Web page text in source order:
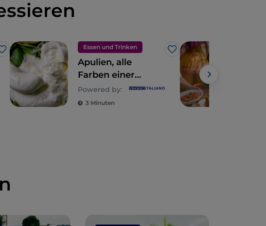
Like
Essen und Trinken
Like
Apulien, alle
Farben einer
erstklassigen
Küche
Powered by:
3 Minuten